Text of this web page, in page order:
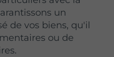
un
de vos biens, qu'il
ou de